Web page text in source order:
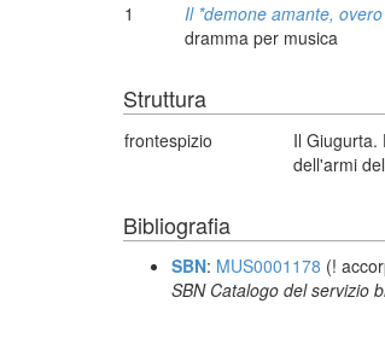
1
Il *demone amante,
dramma per musica
Struttura
frontespizio
Il Giugurta.
dell'armi
Bibliografia
SBN: MUS0001178 (!
SBN Catalogo del servizio